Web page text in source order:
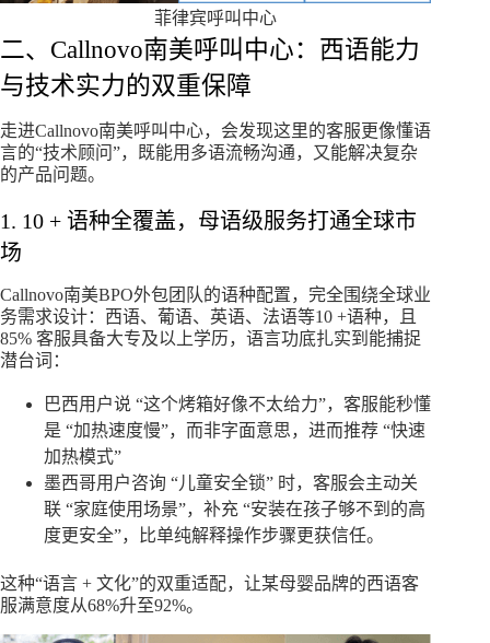
菲律宾呼叫中心
二、Callnovo南美呼叫中心：西语能力
与技术实力的双重保障
走进Callnovo南美呼叫中心，会发现这里的客服更像懂语
言的“技术顾问”，既能用多语流畅沟通，又能解决复杂
的产品问题。
1. 10 + 语种全覆盖，母语级服务打通全球市
场​
Callnovo南美BPO外包团队的语种配置，完全围绕全球业
务需求设计：西语、葡语、英语、法语等10 +语种，且
85% 客服具备大专及以上学历，语言功底扎实到能捕捉
潜台词：
巴西用户说 “这个烤箱好像不太给力”，客服能秒懂
是 “加热速度慢”，而非字面意思，进而推荐 “快速
加热模式”
墨西哥用户咨询 “儿童安全锁” 时，客服会主动关
联 “家庭使用场景”，补充 “安装在孩子够不到的高
度更安全”，比单纯解释操作步骤更获信任。
这种“语言 + 文化”的双重适配，让某母婴品牌的西语客
服满意度从68%升至92%。